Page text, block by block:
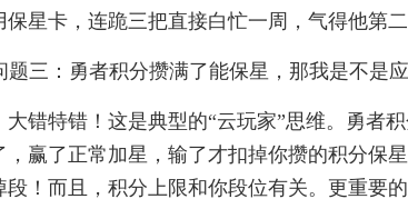
保星卡，连跪三把直接白忙一周，气得他第二
题三：勇者积分攒满了能保星，那我是不是
大错特错！这是典型的“云玩家”思维。勇者
，赢了正常加星，输了才扣掉你攒的积分保
段！而且，积分上限和你段位有关。更重要